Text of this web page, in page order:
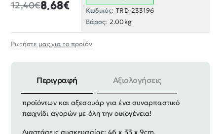
8,68€
12,40€
Κωδικός: TRD-233196
Βάρος: 2.00kg
Ρωτήστε μας για το προϊόν
Περιγραφή Αξιολογήσεις
Σετ καρότσι σούπερ μάρκετ mini με ποικιλία
προϊόντων και αξεσουάρ για ένα συναρπαστικό
παιχνίδι αγορών με όλη την οικογένεια!
Διαστάσεις συσκευασίας: 46 x 33 x 9cm.